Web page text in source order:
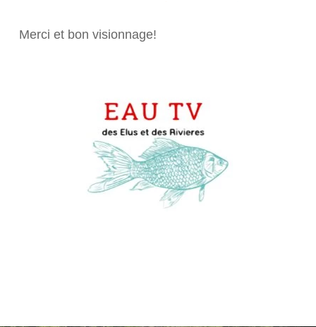
Merci et bon visionnage!